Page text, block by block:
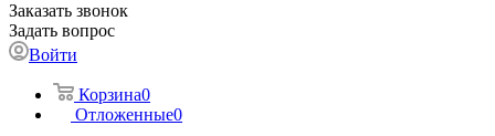
Заказать звонок
Задать вопрос
Войти
Корзина0
Отложенные0